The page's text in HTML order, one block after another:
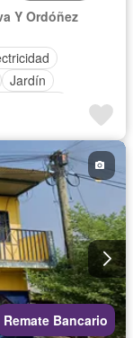
Y Ordóñez
Jardín
Remate Bancario